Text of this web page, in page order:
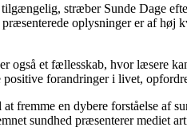
stræber Sunde Dage
oplysninger er af
også et fællesskab, hvor læsere
forandringer i livet,
fremme en dybere forståelse
sundhed præsenterer mediet